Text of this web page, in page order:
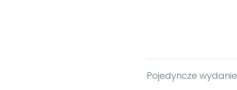
Pojedyncze wydanie